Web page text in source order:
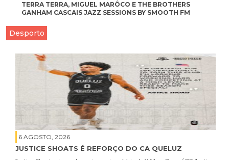
TERRA TERRA, MIGUEL MARÔCO E THE BROTHERS
GANHAM CASCAIS JAZZ SESSIONS BY SMOOTH FM
Desporto
6 AGOSTO, 2026
JUSTICE SHOATS É REFORÇO DO CA QUELUZ